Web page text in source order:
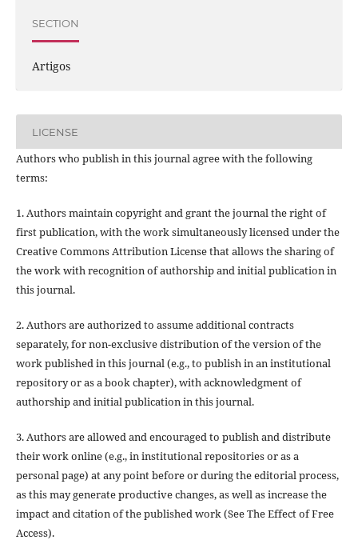
SECTION
Artigos
LICENSE
Authors who publish in this journal agree with the following
terms:
1. Authors maintain copyright and grant the journal the right of
first publication, with the work simultaneously licensed under the
Creative Commons Attribution License that allows the sharing of
the work with recognition of authorship and initial publication in
this journal.
2. Authors are authorized to assume additional contracts
separately, for non-exclusive distribution of the version of the
work published in this journal (e.g., to publish in an institutional
repository or as a book chapter), with acknowledgment of
authorship and initial publication in this journal.
3. Authors are allowed and encouraged to publish and distribute
their work online (e.g., in institutional repositories or as a
personal page) at any point before or during the editorial process,
as this may generate productive changes, as well as increase the
impact and citation of the published work (See The Effect of Free
Access).